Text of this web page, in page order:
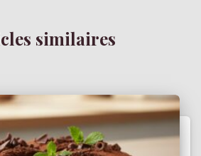
similaires